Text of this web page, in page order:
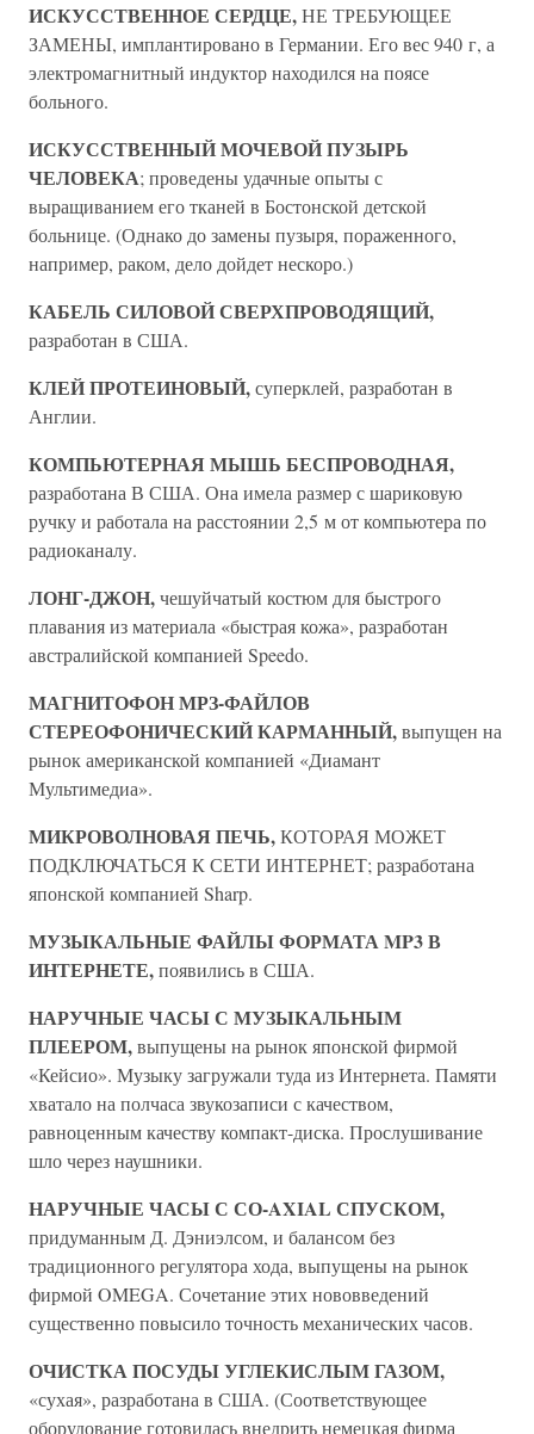
ИСКУССТВЕННОЕ СЕРДЦЕ,НЕ ТРЕБУЮЩЕЕ
ЗАМЕНЫ, имплантировано в Германии. Его вес 940 г, а
электромагнитный индуктор находился на поясе
больного.
ИСКУССТВЕННЫЙ МОЧЕВОЙ ПУЗЫРЬ
ЧЕЛОВЕКА; проведены удачные опыты с
выращиванием его тканей в Бостонской детской
больнице. (Однако до замены пузыря, пораженного,
например, раком, дело дойдет нескоро.)
КАБЕЛЬ СИЛОВОЙ СВЕРХПРОВОДЯЩИЙ,
разработан в США.
КЛЕЙ ПРОТЕИНОВЫЙ,суперклей, разработан в
Англии.
КОМПЬЮТЕРНАЯ МЫШЬ БЕСПРОВОДНАЯ,
разработана В США. Она имела размер с шариковую
ручку и работала на расстоянии 2,5 м от компьютера по
радиоканалу.
ЛОНГ-ДЖОН,чешуйчатый костюм для быстрого
плавания из материала «быстрая кожа», разработан
австралийской компанией Speedo.
МАГНИТОФОН МРЗ-ФАЙЛОВ
СТЕРЕОФОНИЧЕСКИЙ КАРМАННЫЙ,выпущен на
рынок американской компанией «Диамант
Мультимедиа».
МИКРОВОЛНОВАЯ ПЕЧЬ,КОТОРАЯ МОЖЕТ
ПОДКЛЮЧАТЬСЯ К СЕТИ ИНТЕРНЕТ; разработана
японской компанией Sharp.
МУЗЫКАЛЬНЫЕ ФАЙЛЫ ФОРМАТА MP3 В
ИНТЕРНЕТЕ,появились в США.
НАРУЧНЫЕ ЧАСЫ С МУЗЫКАЛЬНЫМ
ПЛЕЕРОМ,выпущены на рынок японской фирмой
«Кейсио». Музыку загружали туда из Интернета. Памяти
хватало на полчаса звукозаписи с качеством,
равноценным качеству компакт-диска. Прослушивание
шло через наушники.
НАРУЧНЫЕ ЧАСЫ С СО-AXIAL СПУСКОМ,
придуманным Д. Дэниэлсом, и балансом без
традиционного регулятора хода, выпущены на рынок
фирмой OMEGA. Сочетание этих нововведений
существенно повысило точность механических часов.
ОЧИСТКА ПОСУДЫ УГЛЕКИСЛЫМ ГАЗОМ,
«сухая», разработана в США. (Соответствующее
оборудование готовилась внедрить немецкая фирма